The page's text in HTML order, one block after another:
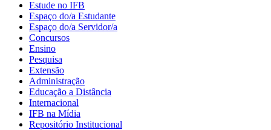
Estude no IFB
Espaço do/a Estudante
Espaço do/a Servidor/a
Concursos
Ensino
Pesquisa
Extensão
Administração
Educação a Distância
Internacional
IFB na Mídia
Repositório Institucional